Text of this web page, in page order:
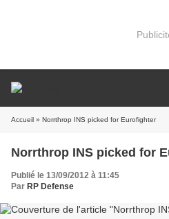
Accueil » Norrthrop INS picked for Eurofighter
Norrthrop INS picked for
Publié le 13/09/2012 à 11:45
Par RP Defense